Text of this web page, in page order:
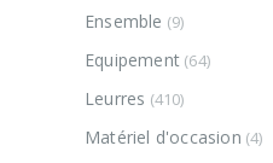
Ensemble (9)
Equipement (64)
Leurres (410)
Matériel d'occasion (4)